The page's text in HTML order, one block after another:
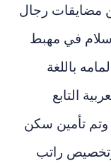
مضايقات رجال
في مهبط
باللغة
التابع
وتم تأمين سكن
راتب